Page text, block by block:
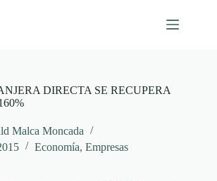
DIRECTA SE RECUPERA
Malca Moncada
Economía, Empresas